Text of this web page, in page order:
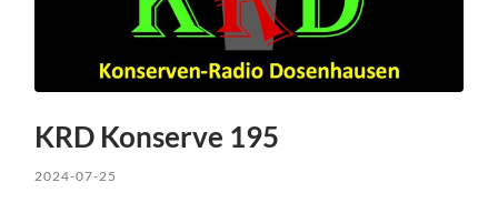
KRD Konserve 195
2024-07-25